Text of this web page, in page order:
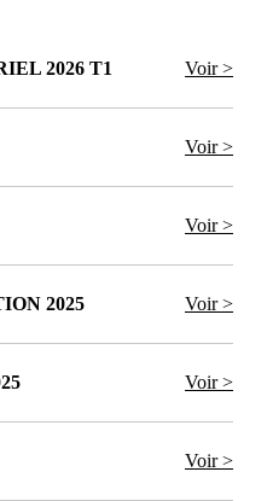
2026 T1 Voir >
Voir >
Voir >
2025 Voir >
Voir >
Voir >